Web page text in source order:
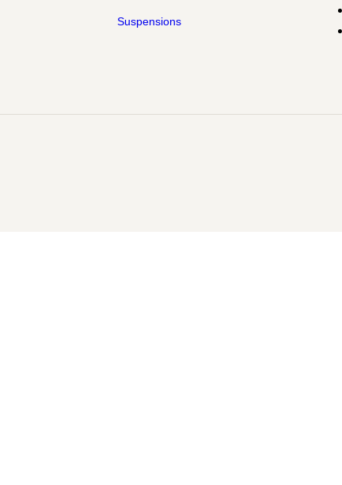
Suspensions